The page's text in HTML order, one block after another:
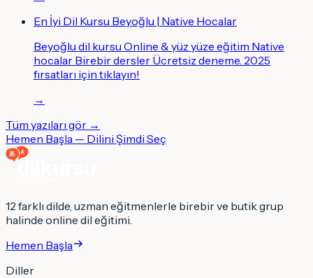
En İyi Dil Kursu Beyoğlu | Native Hocalar
Beyoğlu dil kursu Online & yüz yüze eğitim Native
hocalar Birebir dersler Ücretsiz deneme. 2025
fırsatları için tıklayın!
→
Tüm yazıları gör →
Hemen Başla — Dilini Şimdi Seç
12 farklı dilde, uzman eğitmenlerle birebir ve butik grup
halinde online dil eğitimi.
Hemen Başla
Diller